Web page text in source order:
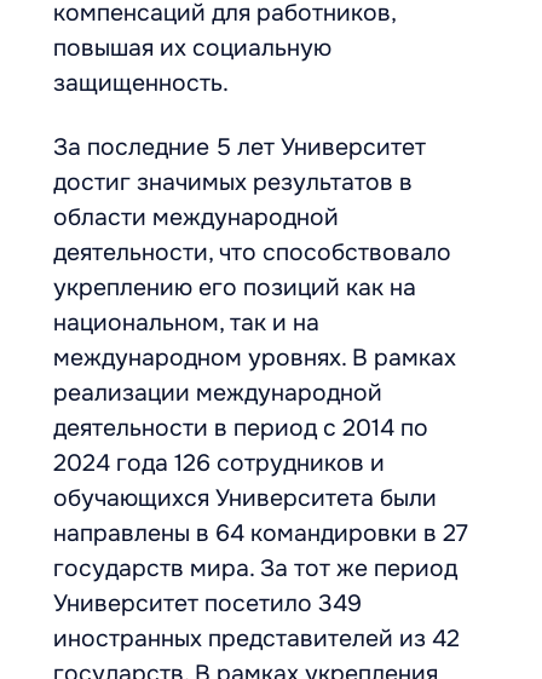
компенсаций для работников,
повышая их социальную
защищенность.
За последние 5 лет Университет
достиг значимых результатов в
области международной
деятельности, что способствовало
укреплению его позиций как на
национальном, так и на
международном уровнях. В рамках
реализации международной
деятельности в период с 2014 по
2024 года 126 сотрудников и
обучающихся Университета были
направлены в 64 командировки в 27
государств мира. За тот же период
Университет посетило 349
иностранных представителей из 42